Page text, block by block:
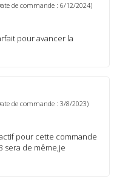
de commande : 6/12/2024)
pour avancer la
de commande : 3/8/2023)
pour cette commande
sera de même,je